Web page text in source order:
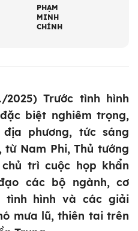
PHẠM
MINH
CHÍNH
2025) Trước tình hình
biệt nghiêm trọng,
phương, tức sáng
Nam Phi, Thủ tướng
trì cuộc họp khẩn
các bộ ngành, cơ
tình hình và các giải
mưa lũ, thiên tai trên